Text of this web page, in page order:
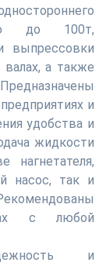
до 100т,
выпрессовки
а также
и
удобства и
жидкости
нагнетателя,
насос, так и
с любой
и